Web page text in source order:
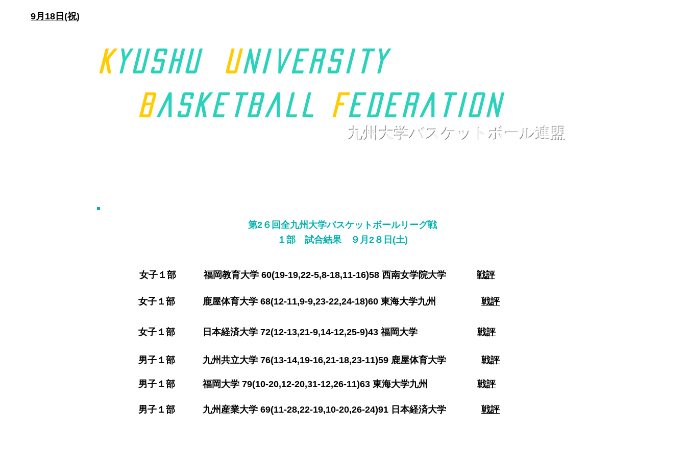
K yushu university
9月18日(祝)
Basket ball F ederation
九州大学バスケットボール連盟
第2６回全九州大学バスケットボールリーグ戦
​１部 試合結果 ９月2８日(土)
​女子１部 福岡教育大学 60(19-19,22-5,8-18,11-16)58 西南女学院大学 戦評
​女子１部 鹿屋体育大学 68(12-11,9-9,23-22,24-18)60 東海大学九州 戦評
​女子１部 日本経済大学 72(12-13,21-9,14-12,25-9)43 福岡大学 戦評
​男子１部 九州共立大学 76(13-14,19-16,21-18,23-11)59 鹿屋体育大学 戦評
​男子１部 福岡大学 79(10-20,12-20,31-12,26-11)63 東海大学九州 戦評
​男子１部 九州産業大学 69(11-28,22-19,10-20,26-24)91 日本経済大学 戦評